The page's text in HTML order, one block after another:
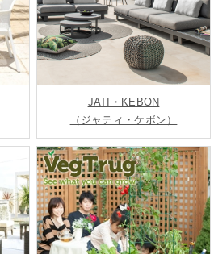
JATI・KEBON
（ジャティ・ケボン）